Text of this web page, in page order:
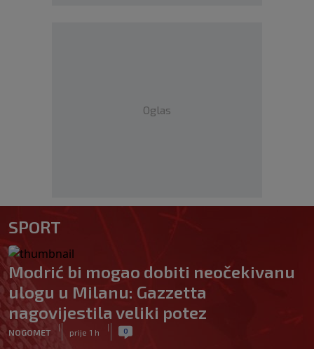
Oglas
SPORT
Modrić bi mogao dobiti neočekivanu
ulogu u Milanu: Gazzetta
nagovijestila veliki potez
NOGOMET
|
prije 1 h
| 0